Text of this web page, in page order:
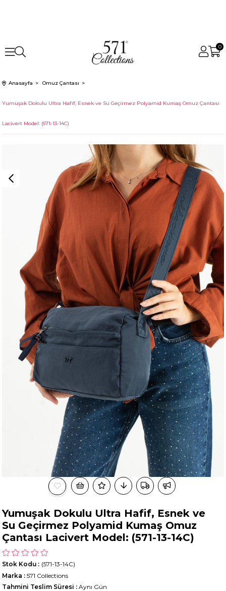
0
Anasayfa Omuz Çantası
Yumuşak Dokulu Ultra Hafif, Esnek ve Su Geçirmez Polyamid Kumaş Omuz Çantası
Lacivert Model: (571-13-14C)
Yumuşak Dokulu Ultra Hafif, Esnek ve
Su Geçirmez Polyamid Kumaş Omuz
Çantası Lacivert Model: (571-13-14C)
(571-13-14C)
Stok Kodu
Marka : 571 Collections
Tahmini Teslim Süresi : Aynı Gün